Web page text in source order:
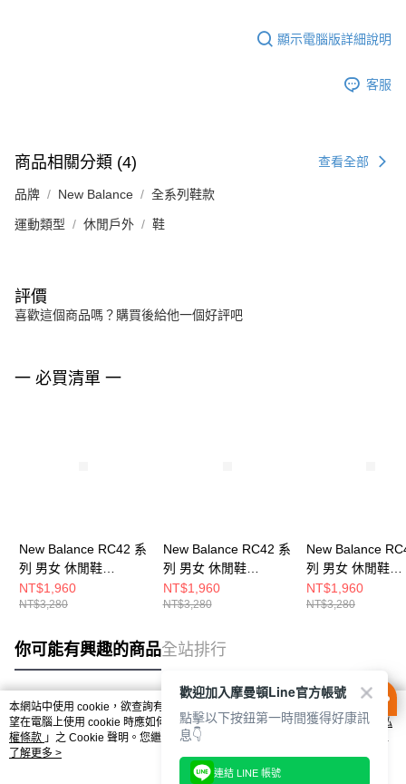
顯示電腦版詳細說明
客服
商品相關分類 (4) 查看全部
品牌 New Balance 全系列鞋款
運動類型 休閒戶外 鞋
評價
喜歡這個商品嗎？購買後給他一個好評吧
一 必買清單 一
New Balance RC42 系
列 男女 休閒鞋
URC42DC-D
NT$1,960
NT$3,280
New Balance RC42 系
列 男女 休閒鞋
URC42DE-D
NT$1,960
NT$3,280
New Balance
列 男女 休閒鞋
URC42WS-D
NT$1,960
NT$3,280
你可能有興趣的商品全站排行
熱門標籤
本網站中使用 cookie，欲查詢有關本網站使用 cookie 方式之詳情，及若您不希
望在電腦上使用 cookie 時應如何變更電腦的 cookie 設定，請參閱本網站「
隱私
權條款 」之 Cookie 聲明。您繼續使用本網站即表示您同意本公司得按本網站使
用條款之 Cookie 聲明使用 cookie。
了解更多 >
歡迎加入摩曼頓Line官方帳號
點擊以下按鈕第一時間獲得好康訊
息👇
連結 LINE 帳號